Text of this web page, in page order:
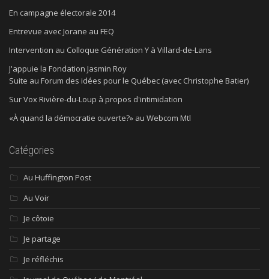
En campagne électorale 2014
Entrevue avec Jorane au FEQ
Intervention au Colloque Génération Y à Villard-de-Lans
J'appuie la Fondation Jasmin Roy
Suite au Forum des idées pour le Québec (avec Christophe Batier)
Sur Vox Rivière-du-Loup à propos d'intimidation
«À quand la démocratie ouverte?» au Webcom Mtl
Catégories
Au Huffington Post
Au Voir
Je côtoie
Je partage
Je réfléchis